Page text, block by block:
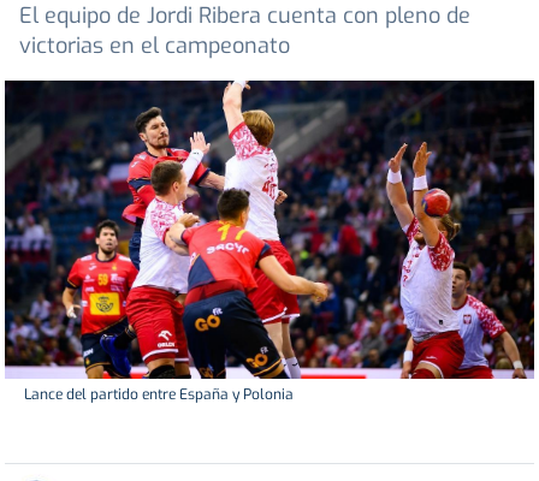
El equipo de Jordi Ribera cuenta con pleno de
victorias en el campeonato
Lance del partido entre España y Polonia